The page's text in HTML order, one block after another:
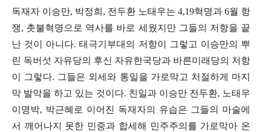
독재자 이승만, 박정희 , 전두환 노태우는 4,19혁명과 6월 항
쟁, 촛불혁명으로 역사를 바로 세웠지만 그들의 저항을 끝
난 것이 아니다.태극기부대의 저항이 그렇고 이승만의 뿌
린 독버섯 자유당의 후신 자유한국당과 바른미래당의 저항
이 그렇다. 그들은 외세와 통일을 가로막고 처절하게 마지
막 발악을 하고 있는 것이다. 친일과 이승만 전두환, 노태우
이명박, 박근혜로 이어진 독재자의 유습은 그들의 마술에
서 깨어나지 못한 민중과 합세해 민주주의를 가로막아 온